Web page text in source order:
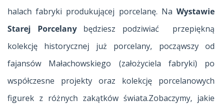
halach fabryki produkującej porcelanę. Na Wystawie
Starej Porcelanybędziesz podziwiać przepiękną
kolekcję historycznej już porcelany, począwszy od
fajansów Małachowskiego (założyciela fabryki) po
współczesne projekty oraz kolekcję porcelanowych
figurek z różnych zakątków świata.Zobaczymy, jakie